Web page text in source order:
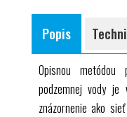
určenie
hladiny
modeloch
1 sada
prieskum tlaku
uzavretý vodný
Popis
Opisnou
podzemnej vody
znázornenie ako